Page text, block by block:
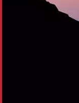
рассеивание
повышая
свойства
солнечного
не
может